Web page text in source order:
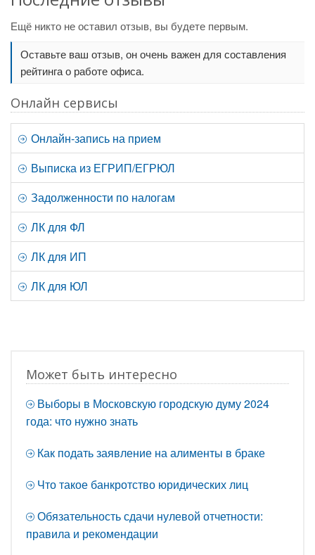
Ещё никто не оставил отзыв, вы будете первым.
Оставьте ваш отзыв, он очень важен для составления
рейтинга о работе офиса.
Онлайн сервисы
Онлайн-запись на прием
Выписка из ЕГРИП/ЕГРЮЛ
Задолженности по налогам
ЛК для ФЛ
ЛК для ИП
ЛК для ЮЛ
Может быть интересно
Выборы в Московскую городскую думу 2024
года: что нужно знать
Как подать заявление на алименты в браке
Что такое банкротство юридических лиц
Обязательность сдачи нулевой отчетности:
правила и рекомендации